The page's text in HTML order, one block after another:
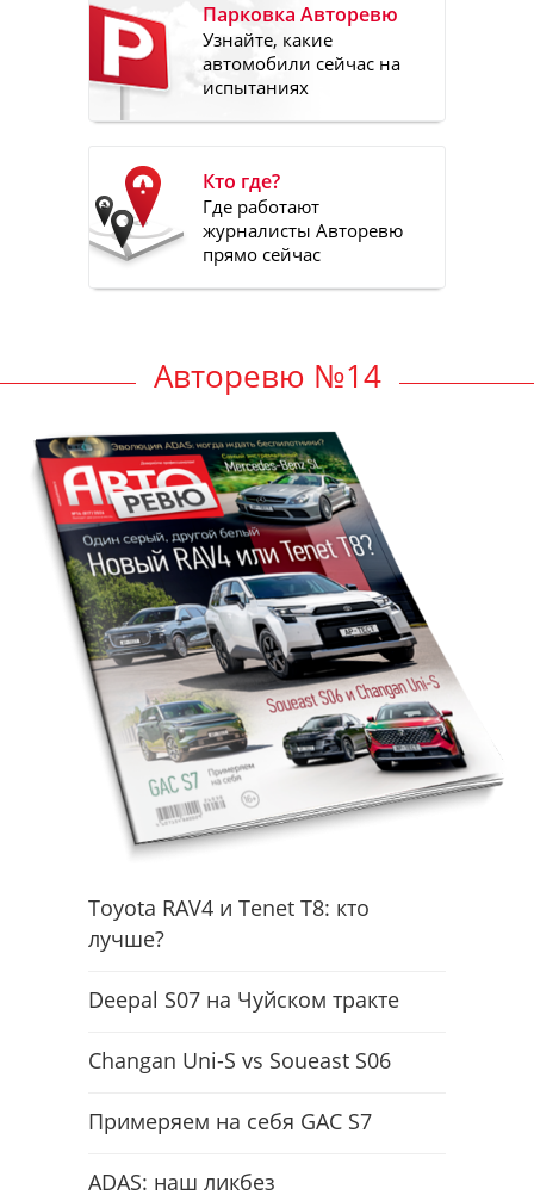
Парковка Авторевю
Узнайте, какие
автомобили сейчас на
испытаниях
Кто где?
Где работают
журналисты Авторевю
прямо сейчас
Авторевю №14
Toyota RAV4 и Tenet T8: кто
лучше?
Deepal S07 на Чуйском тракте
Changan Uni-S vs Soueast S06
Примеряем на себя GAC S7
ADAS: наш ликбез